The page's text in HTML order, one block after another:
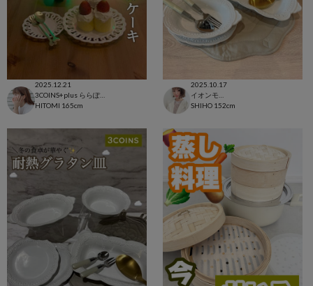
2025.12.21
HITOMI 165cm
2025.10.17
SHIHO 152cm